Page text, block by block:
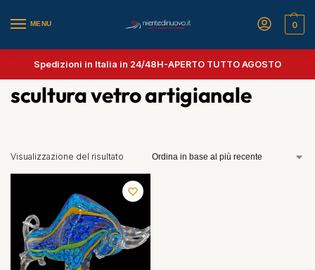
MENU 0
Spedizioni in Italia in 24/48H-APERTO TUTTO AGOSTO
scultura vetro artigianale
Visualizzazione del risultato